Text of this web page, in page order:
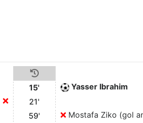
15'
Yasser Ibrahim
21'
59'
Mostafa Ziko (gol